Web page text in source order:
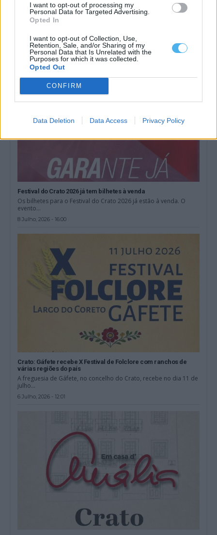
I want to opt-out of processing my
Personal Data for Targeted Advertising.
Opted In
I want to opt-out of Collection, Use,
Retention, Sale, and/or Sharing of my
Personal Data that Is Unrelated with the
Purposes for which it was collected.
Opted Out
CONFIRM
Data Deletion Data Access Privacy Policy
Há um festival no Crato onde pode provar gins artesanais e
petiscos alentejanos
produtores, apreciadores e...
15 Julho, 2026 - 15:06
Festival do Crato 2026 já tem bilhetes à venda
Os bilhetes para o Festival do Crato 2026 já estão à venda. O
evento...
8 Julho, 2026 - 16:00
Crato: Gáfete recebe X Festival de Folclore com ranchos de
várias regiões do país
A freguesia de Gáfete, no concelho do Crato, recebe no dia 11 de
julho...
6 Julho, 2026 - 12:01